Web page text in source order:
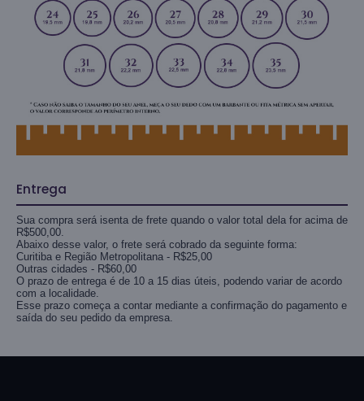
Entrega
Sua compra será isenta de frete quando o valor total dela for acima de
R$500,00.
Abaixo desse valor, o frete será cobrado da seguinte forma:
Curitiba e Região Metropolitana - R$25,00
Outras cidades - R$60,00
O prazo de entrega é de 10 a 15 dias úteis, podendo variar de acordo
com a localidade.
Esse prazo começa a contar mediante a confirmação do pagamento e
saída do seu pedido da empresa.